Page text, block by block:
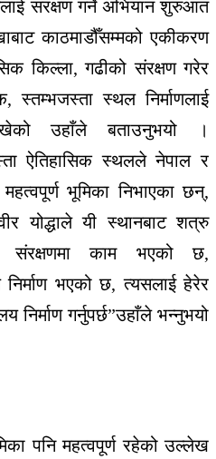
संरक्षण गर्ने अभियान शुरुआत
काठमाडौँसम्मको एकीकरण
किल्ला, गढीको संरक्षण गरेर
स्तम्भजस्ता स्थल निर्माणलाई
उहाँले बताउनुभयो ।
ऐतिहासिक स्थलले नेपाल र
भूमिका निभाएका छन्,
योद्धाले यी स्थानबाट शत्रु
संरक्षणमा काम भएको छ,
भएको छ, त्यसलाई हेरेर
गर्नुपर्छ”उहाँले भन्नुभयो
पनि महत्वपूर्ण रहेको उल्लेख